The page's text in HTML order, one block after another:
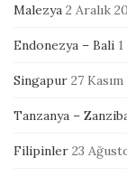
Malezya 2 Aralık
Endonezya – Bali
Singapur 27
Tanzanya –
Filipinler 23